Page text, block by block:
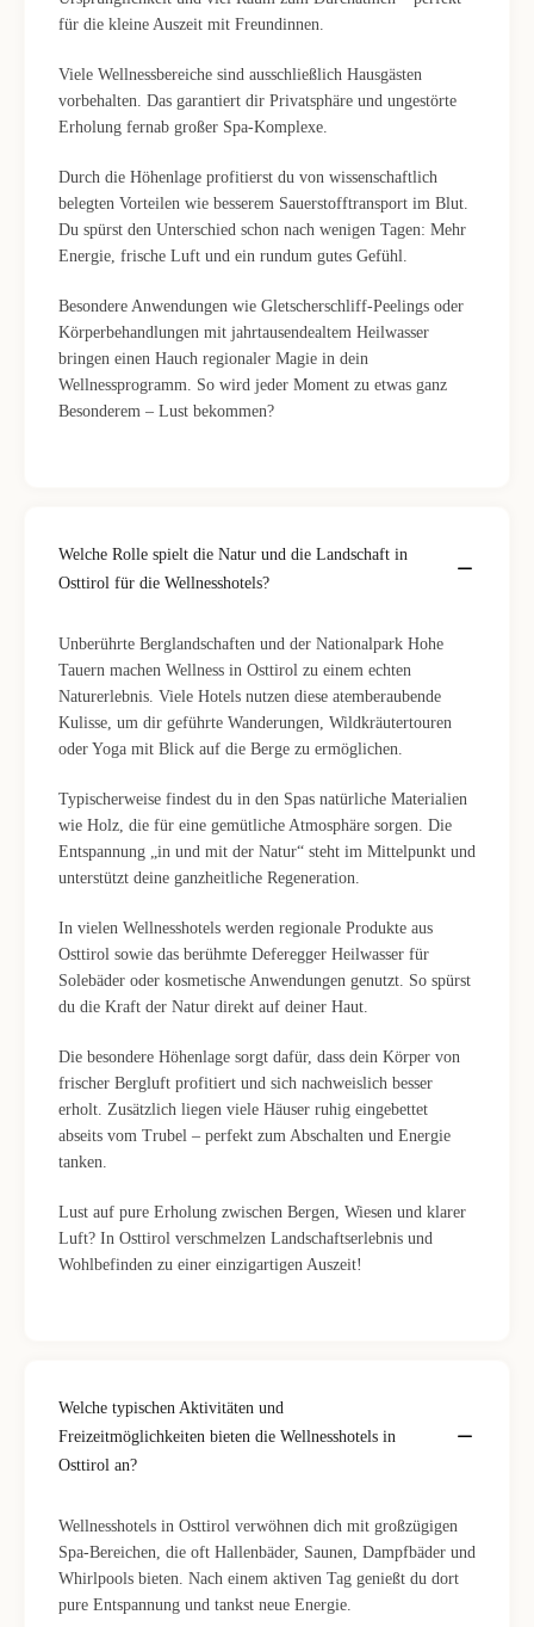
für die kleine Auszeit mit Freundinnen.
Viele Wellnessbereiche sind ausschließlich Hausgästen
vorbehalten. Das garantiert dir Privatsphäre und ungestörte
Erholung fernab großer Spa-Komplexe.
Durch die Höhenlage profitierst du von wissenschaftlich
belegten Vorteilen wie besserem Sauerstofftransport im Blut.
Du spürst den Unterschied schon nach wenigen Tagen: Mehr
Energie, frische Luft und ein rundum gutes Gefühl.
Besondere Anwendungen wie Gletscherschliff-Peelings oder
Körperbehandlungen mit jahrtausendealtem Heilwasser
bringen einen Hauch regionaler Magie in dein
Wellnessprogramm. So wird jeder Moment zu etwas ganz
Besonderem – Lust bekommen?
Welche Rolle spielt die Natur und die Landschaft in
Osttirol für die Wellnesshotels?
Unberührte Berglandschaften und der Nationalpark Hohe
Tauern machen Wellness in Osttirol zu einem echten
Naturerlebnis. Viele Hotels nutzen diese atemberaubende
Kulisse, um dir geführte Wanderungen, Wildkräutertouren
oder Yoga mit Blick auf die Berge zu ermöglichen.
Typischerweise findest du in den Spas natürliche Materialien
wie Holz, die für eine gemütliche Atmosphäre sorgen. Die
Entspannung „in und mit der Natur“ steht im Mittelpunkt und
unterstützt deine ganzheitliche Regeneration.
In vielen Wellnesshotels werden regionale Produkte aus
Osttirol sowie das berühmte Deferegger Heilwasser für
Solebäder oder kosmetische Anwendungen genutzt. So spürst
du die Kraft der Natur direkt auf deiner Haut.
Die besondere Höhenlage sorgt dafür, dass dein Körper von
frischer Bergluft profitiert und sich nachweislich besser
erholt. Zusätzlich liegen viele Häuser ruhig eingebettet
abseits vom Trubel – perfekt zum Abschalten und Energie
tanken.
Lust auf pure Erholung zwischen Bergen, Wiesen und klarer
Luft? In Osttirol verschmelzen Landschaftserlebnis und
Wohlbefinden zu einer einzigartigen Auszeit!
Welche typischen Aktivitäten und
Freizeitmöglichkeiten bieten die Wellnesshotels in
Osttirol an?
Wellnesshotels in Osttirol verwöhnen dich mit großzügigen
Spa-Bereichen, die oft Hallenbäder, Saunen, Dampfbäder und
Whirlpools bieten. Nach einem aktiven Tag genießt du dort
pure Entspannung und tankst neue Energie.